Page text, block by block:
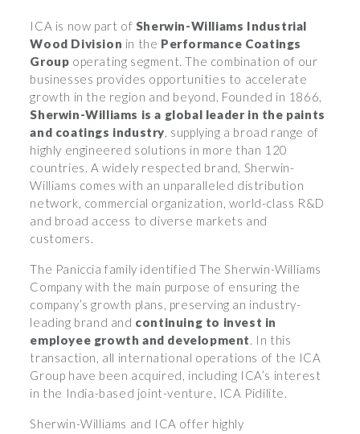
ICA is now part of Sherwin-Williams Industrial
Wood Division in the Performance Coatings
Group operating segment. The combination of our
businesses provides opportunities to accelerate
growth in the region and beyond. Founded in 1866,
Sherwin-Williams is a global leader in the paints
and coatings industry, supplying a broad range of
highly engineered solutions in more than 120
countries. A widely respected brand, Sherwin-
Williams comes with an unparalleled distribution
network, commercial organization, world-class R&D
and broad access to diverse markets and
customers.
The Paniccia family identified The Sherwin-Williams
Company with the main purpose of ensuring the
company’s growth plans, preserving an industry-
leading brand and continuing to invest in
employee growth and development. In this
transaction, all international operations of the ICA
Group have been acquired, including ICA’s interest
in the India-based joint-venture, ICA Pidilite.
Sherwin-Williams and ICA offer highly